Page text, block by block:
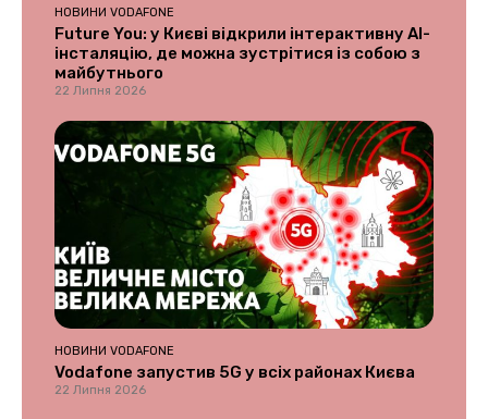
НОВИНИ VODAFONE
Future You: у Києві відкрили інтерактивну AI-
інсталяцію, де можна зустрітися із собою з
майбутнього
22 Липня 2026
НОВИНИ VODAFONE
Vodafone запустив 5G у всіх районах Києва
22 Липня 2026